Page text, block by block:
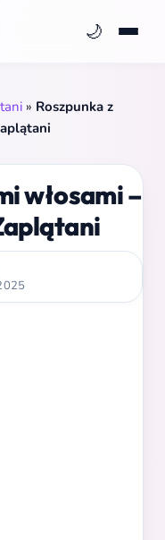
🌙
» Roszpunka z
włosami –